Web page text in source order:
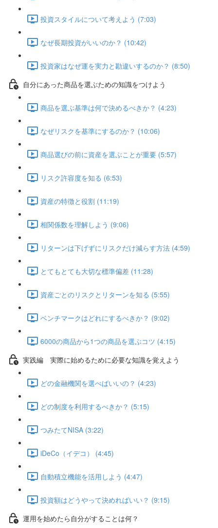
投資スタイルについて考えよう (7:03)
なぜ長期投資がいいのか？ (10:42)
投資家はなぜ運を実力と勘違いするのか？ (8:50)
自分にあった商品を選ぶための知識をつけよう
商品を選ぶ基準は何で決めるべきか？ (4:23)
なぜリスクを基準にするのか？ (10:06)
商品選びの前に資産を選ぶことが重要 (5:57)
リスク許容度を知る (6:53)
資産の特徴と役割 (11:19)
相関係数を理解しよう (9:06)
リターンは下げずにリスクだけ減らす方法 (4:59)
とてもとても大切な標準偏差 (11:28)
資産ごとのリスクとリターンを知る (5:55)
ベンチマークはどれにするべきか？ (9:02)
6000の商品から1つの商品を選ぶコツ (4:15)
実践編 実際に始めるために必要な知識を覚えよう
どの金融機関を選べばいいの？ (4:23)
どの制度を利用するべきか？ (5:15)
つみたてNISA (3:22)
iDeCo（イデコ） (4:45)
自動積立機能を活用しよう (4:47)
投資額はどうやって決めればいい？ (9:15)
運用を始めたら自分がすることは何？